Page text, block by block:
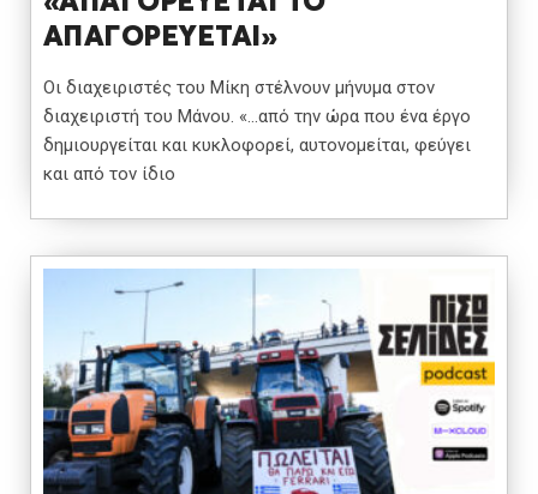
ΑΠΑΓΟΡΕΥΕΤΑΙ»
Οι διαχειριστές του Μίκη στέλνουν μήνυμα στον
διαχειριστή του Μάνου. «…από την ώρα που ένα έργο
δημιουργείται και κυκλοφορεί, αυτονομείται, φεύγει
και από τον ίδιο